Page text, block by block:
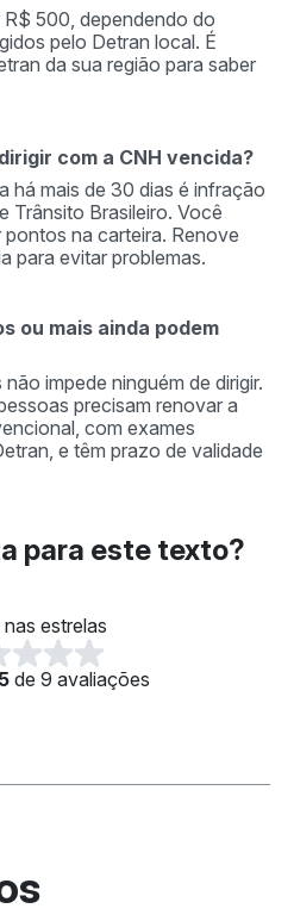
500, dependendo do
pelo Detran local. É
da sua região para saber
com a CNH vencida?
há mais de 30 dias é infração
Trânsito Brasileiro. Você
na carteira. Renove
para evitar problemas.
ou mais ainda podem
impede ninguém de dirigir.
precisam renovar a
com exames
e têm prazo de validade
para este texto?
nas estrelas
de 9 avaliações